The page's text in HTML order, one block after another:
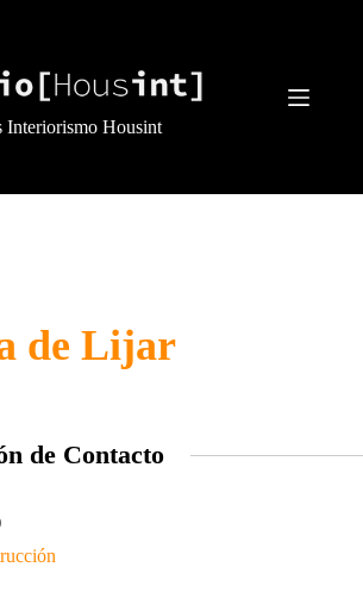
Interiorismo Housint
de Lijar
de Contacto